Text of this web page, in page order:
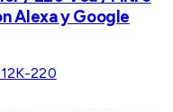
Alexa y Google
220